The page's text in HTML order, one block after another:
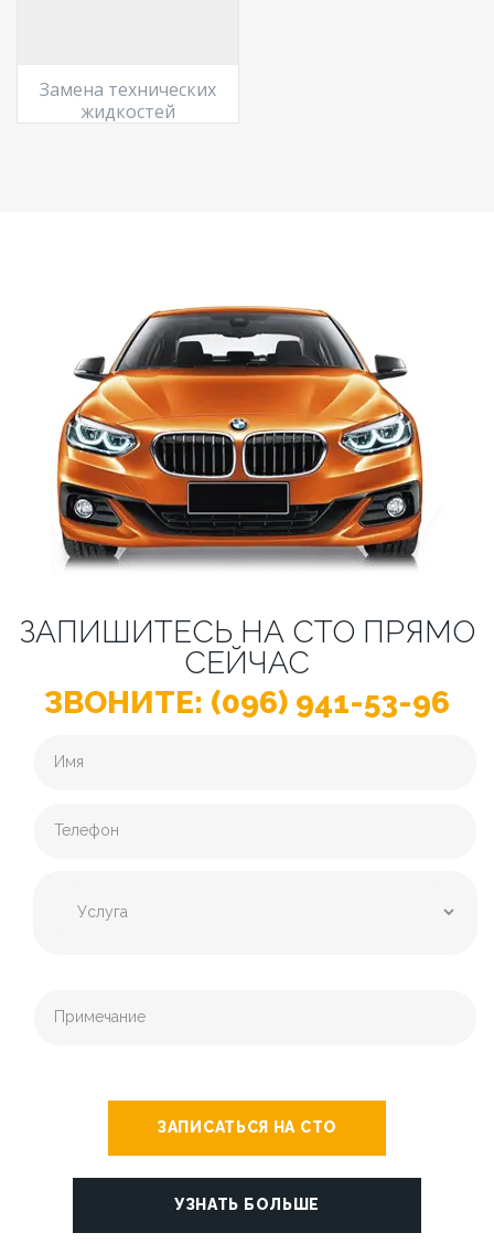
Замена технических
жидкостей
ЗАПИШИТЕСЬ НА СТО ПРЯМО
СЕЙЧАС
ЗВОНИТЕ: (096) 941-53-96
ЗАПИСАТЬСЯ НА СТО
УЗНАТЬ БОЛЬШЕ